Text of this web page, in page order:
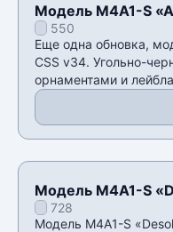
Модель M4A1-S
550
Еще одна обновка,
CSS v34. Угольно-
орнаментами и
Модель M4A1-S
v34728
Модель M4A1-S